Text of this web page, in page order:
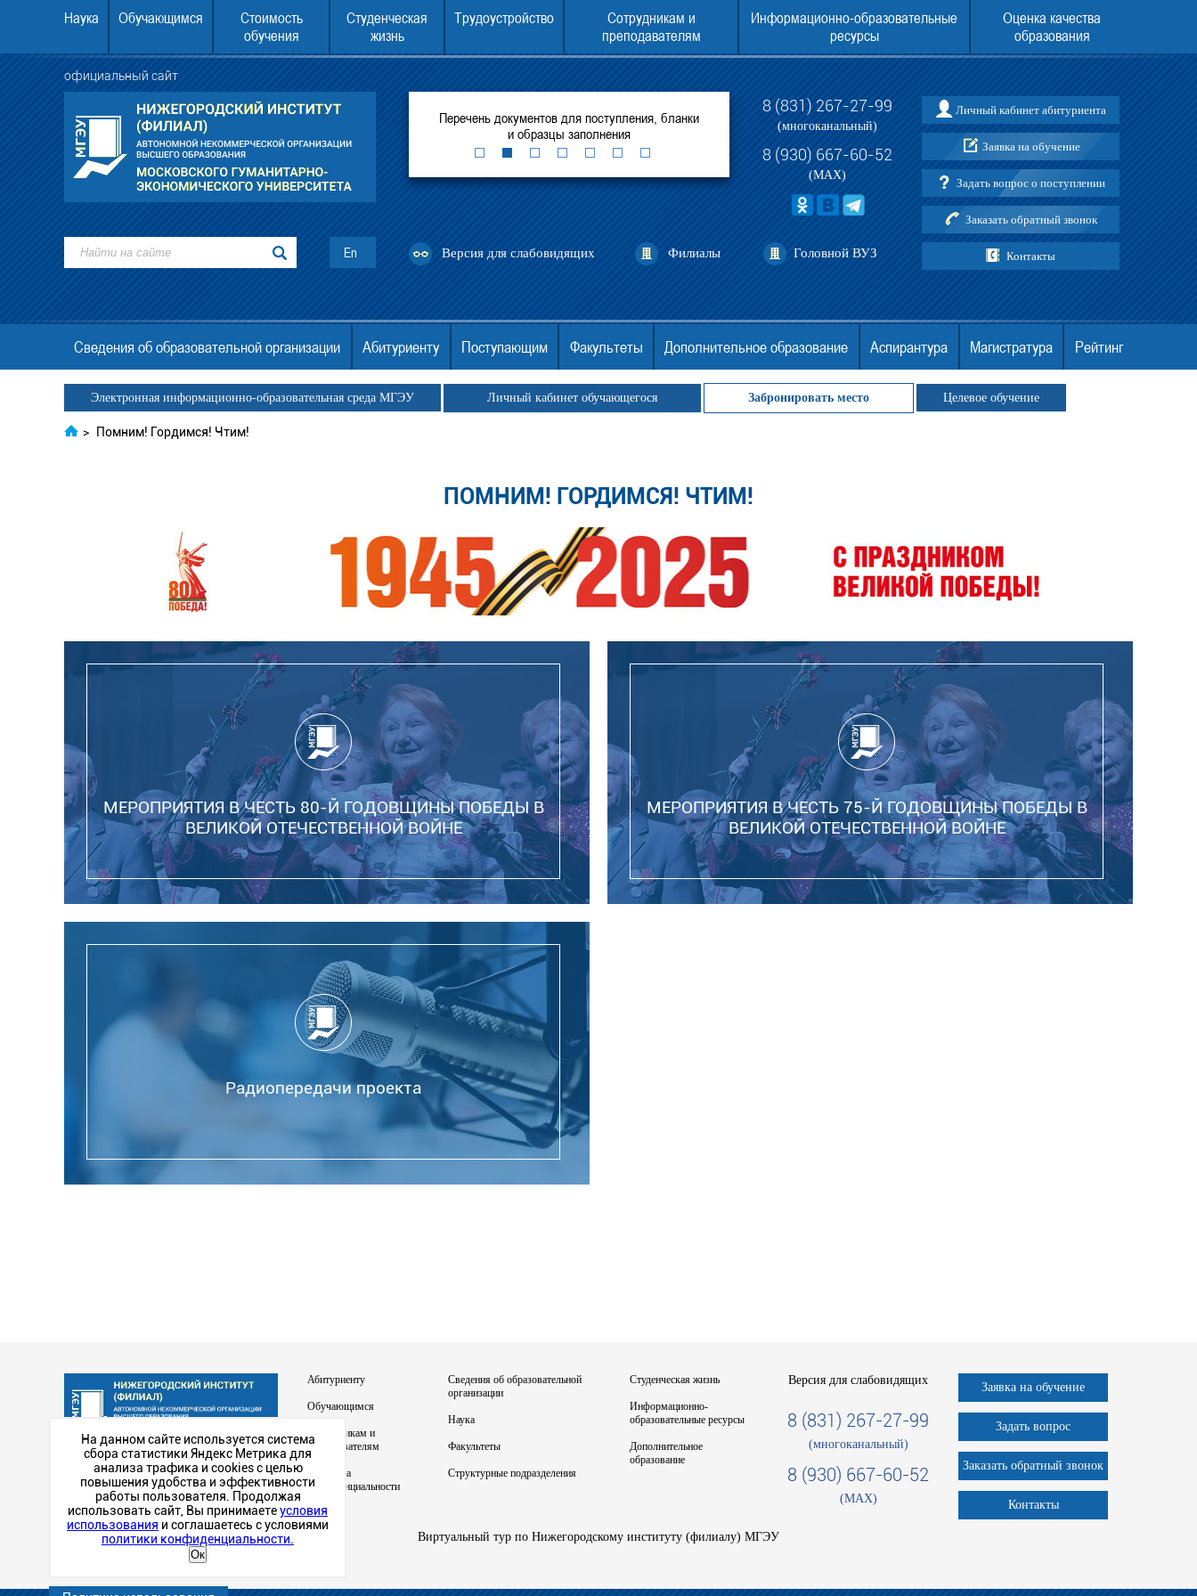
Наука Обучающимся
Стоимость
обучения
Студенческая
жизнь
Трудоустройство
Сотрудникам и
преподавателям
Информационно-образовательные
ресурсы
Оценка качества
образования
официальный сайт
высшее образование
22.08.2026 в 10.00 состоится День открытых
Перечень документов для поступления, бланки
и образцы заполнения
Консультации по приему в АНО ВО МГЭУ ЕГЭ ДЛЯ ПОСТУПЛЕНИЯ В МГЭУ В
8 (831) 267-27-99
(многоканальный)
8 (930) 667-60-52
(MAX)
En Версия для слабовидящих Филиалы Головной ВУЗ
Личный кабинет абитуриента
Заявка на обучение
Задать вопрос о поступлении
Заказать обратный звонок
Контакты
Сведения об образовательной организации Абитуриенту Поступающим Факультеты Дополнительное образование Аспирантура Магистратура Рейтинг
Электронная информационно-образовательная среда МГЭУ Личный кабинет обучающегося Забронировать место Целевое обучение
> Помним! Гордимся! Чтим!
ПОМНИМ! ГОРДИМСЯ! ЧТИМ!
МЕРОПРИЯТИЯ В ЧЕСТЬ 80-Й ГОДОВЩИНЫ ПОБЕДЫ В
ВЕЛИКОЙ ОТЕЧЕСТВЕННОЙ ВОЙНЕ
МЕРОПРИЯТИЯ В ЧЕСТЬ 75-Й ГОДОВЩИНЫ ПОБЕДЫ В
ВЕЛИКОЙ ОТЕЧЕСТВЕННОЙ ВОЙНЕ
Радиопередачи проекта
Наш институт в
социальных сетях
Абитуриенту
Обучающимся
Сотрудникам и
преподавателям
Политика
конфиденциальности
Сведения об образовательной
организации
Наука
Факультеты
Структурные подразделения
Студенческая жизнь
Информационно-
образовательные ресурсы
Дополнительное
образование
Версия для слабовидящих
8 (831) 267-27-99
(многоканальный)
8 (930) 667-60-52
(MAX)
Заявка на обучение
Задать вопрос
Заказать обратный звонок
Контакты
Виртуальный тур по Нижегородскому институту (филиалу) МГЭУ
На данном сайте используется система
сбора статистики Яндекс Метрика для
анализа трафика и cookies с целью
повышения удобства и эффективности
работы пользователя. Продолжая
использовать сайт, Вы принимаетеусловия
использования и соглашаетесь с условиями
политики конфиденциальности.
Ок